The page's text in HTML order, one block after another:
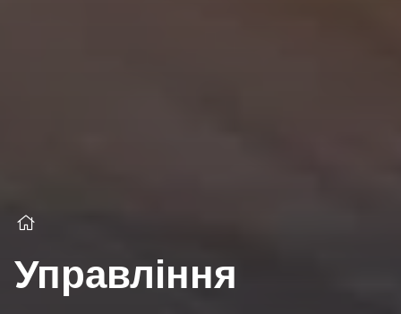
Управління